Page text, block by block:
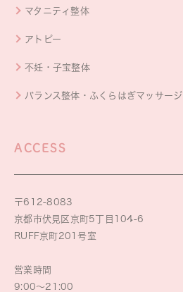
マタニティ整体
アトピー
不妊・子宝整体
バランス整体・ふくらはぎマッサージ
ACCESS
〒612-8083
京都市伏見区京町5丁目104-6
RUFF京町201号室
営業時間
9:00～21:00